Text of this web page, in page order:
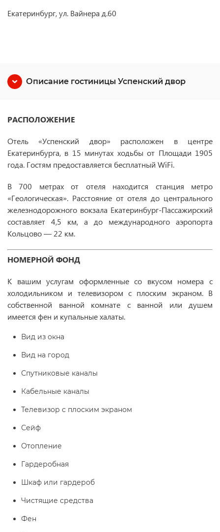
Екатеринбург, ул. Вайнера д.60
Описание гостиницы Успенский двор
РАСПОЛОЖЕНИЕ
Отель «Успенский двор» расположен в центре
Екатеринбурга, в 15 минутах ходьбы от Площади 1905
года. Гостям предоставляется бесплатный WiFi.
В 700 метрах от отеля находится станция метро
«Геологическая». Расстояние от отеля до центрального
железнодорожного вокзала Екатеринбург-Пассажирский
составляет 4,5 км, а до международного аэропорта
Кольцово — 22 км.
НОМЕРНОЙ ФОНД
К вашим услугам оформленные со вкусом номера с
холодильником и телевизором с плоским экраном. В
собственной ванной комнате с ванной или душем
имеется фен и купальные халаты.
Вид из окна
Вид на город
Спутниковые каналы
Кабельные каналы
Телевизор с плоским экраном
Сейф
Отопление
Гардеробная
Шкаф или гардероб
Чистящие средства
Фен